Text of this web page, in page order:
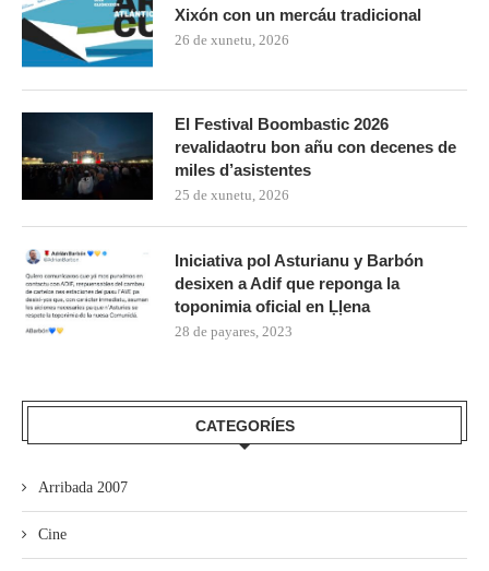
Xixón con un mercáu tradicional
26 de xunetu, 2026
El Festival Boombastic 2026
revalidaotru bon añu con decenes de
miles d’asistentes
25 de xunetu, 2026
Iniciativa pol Asturianu y Barbón
desixen a Adif que reponga la
toponimia oficial en Ḷḷena
28 de payares, 2023
CATEGORÍES
Arribada 2007
Cine